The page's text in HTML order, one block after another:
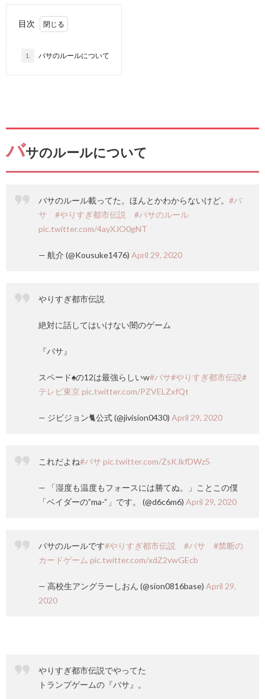
目次
1. バサのルールについて
バサのルールについて
バサのルール載ってた。ほんとかわからないけど。 #バ
サ
#やりすぎ都市伝説
#バサのルール
pic.twitter.com/4ayXJO0gNT
— 航介 (@Kousuke1476) April 29, 2020
やりすぎ都市伝説
絶対に話してはいけない闇のゲーム
『バサ』
スペード♠️の12は最強らしいw#バサ#やりすぎ都市伝説#
テレビ東京 pic.twitter.com/PZVELZxfQt
— ジビジョン🐈公式 (@jivision0430) April 29, 2020
これだよね#バサ pic.twitter.com/ZsKJkfDWz5
— 「湿度も温度もフォースには勝てぬ。」ことこの僕
「ベイダーの”ma-“」です。 (@d6c6m6) April 29, 2020
バサのルールです#やりすぎ都市伝説 #バサ
#禁断の
カードゲーム pic.twitter.com/xdZ2vwGEcb
— 高校生アングラーしおん (@sion0816base) April 29,
2020
やりすぎ都市伝説でやってた
トランプゲームの『バサ』。